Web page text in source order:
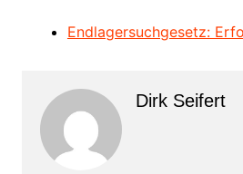
Endlagersuchgesetz:
Dirk Seifert